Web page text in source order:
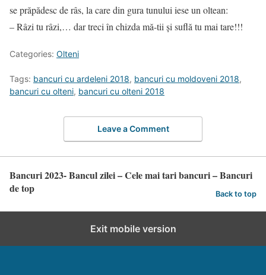
se prăpădesc de râs, la care din gura tunului iese un oltean:
– Râzi tu râzi,… dar treci în chizda mă-tii și suflă tu mai tare!!!
Categories: Olteni
Tags: bancuri cu ardeleni 2018, bancuri cu moldoveni 2018,
bancuri cu olteni, bancuri cu olteni 2018
Leave a Comment
Bancuri 2023- Bancul zilei – Cele mai tari bancuri – Bancuri
de top
Back to top
Exit mobile version